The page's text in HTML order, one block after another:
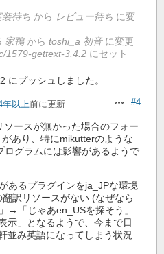
装待ち から レビュー待ち に変
家鴨から toshi_a 初音に変更
1579-gettext-3.4.2 にセット
にプッシュしました。
操作#4
年以上前に更新
ースが無かった場合のフォー
があり、特にmikutterのような
ログラムには影響があるようで
あるプラグインをja_JPな環境
訳リソースがない (なぜなら
→「じゃあen_USを探そう」
示」となるようで、今まで日
並み英語になってしまう状況